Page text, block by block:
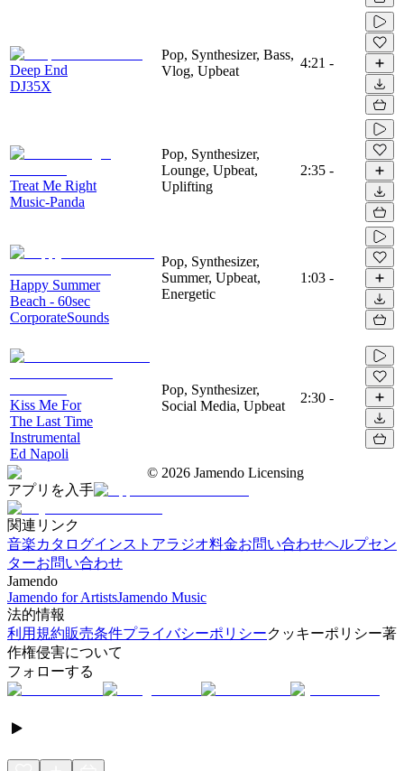
Deep End
DJ35X
Pop, Synthesizer, Bass,
Vlog, Upbeat
4:21 -
Treat Me Right
Music-Panda
Pop, Synthesizer,
Lounge, Upbeat,
Uplifting
2:35 -
Happy Summer
Beach - 60sec
CorporateSounds
Pop, Synthesizer,
Summer, Upbeat,
Energetic
1:03 -
Kiss Me For
The Last Time
Instrumental
Ed Napoli
Pop, Synthesizer,
Social Media, Upbeat
2:30 -
© 2026 Jamendo Licensing
アプリを入手
関連リンク
音楽カタログインストアラジオ料金お問い合わせヘルプセン
ターお問い合わせ
Jamendo
Jamendo for ArtistsJamendo Music
法的情報
利用規約販売条件プライバシーポリシークッキーポリシー著
作権侵害について
フォローする